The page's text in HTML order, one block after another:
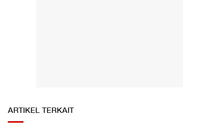
ARTIKEL TERKAIT